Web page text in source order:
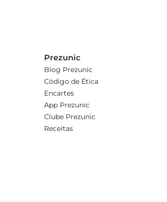
Prezunic
Blog Prezunic
Código de Ética
Encartes
App Prezunic
Clube Prezunic
Receitas